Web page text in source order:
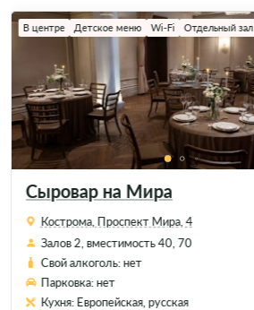
Сыровар на Мира
В центре Детское меню Wi-Fi Отдельный зал
Кострома, ​Проспект Мира, 4
Залов 2, вместимость 40, 70
Свой алкоголь: нет
Парковка: нет
Кухня: Европейская, русская